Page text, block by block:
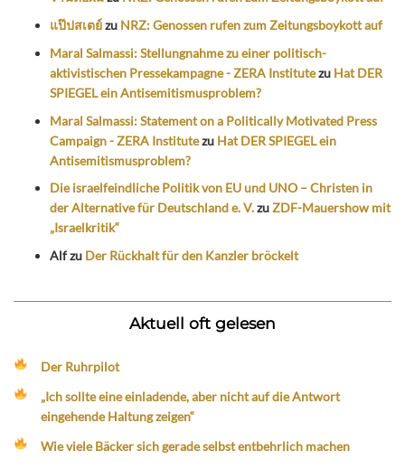
แป๊ปสเตย์zu NRZ: Genossen rufen zum Zeitungsboykott auf
Maral Salmassi: Stellungnahme zu einer politisch-
aktivistischen Pressekampagne - ZERA Institutezu Hat DER
SPIEGEL ein Antisemitismusproblem?
Maral Salmassi: Statement on a Politically Motivated Press
Campaign - ZERA Institutezu Hat DER SPIEGEL ein
Antisemitismusproblem?
Die israelfeindliche Politik von EU und UNO – Christen in
der Alternative für Deutschland e. V.zuZDF-Mauershow mit
„Israelkritik“
Alfzu Der Rückhalt für den Kanzler bröckelt
Aktuell oft gelesen
Der Ruhrpilot
„Ich sollte eine einladende, aber nicht auf die Antwort
eingehende Haltung zeigen“
Wie viele Bäcker sich gerade selbst entbehrlich machen